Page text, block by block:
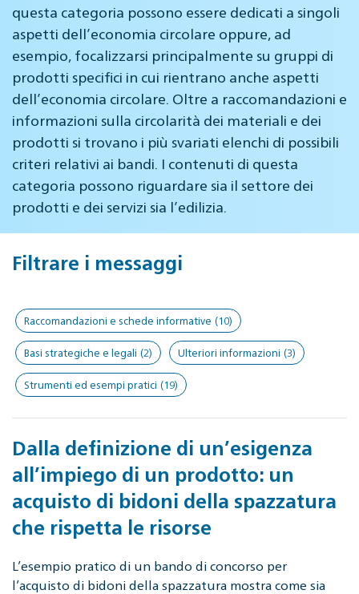
questa categoria possono essere dedicati a singoli
aspetti dell’economia circolare oppure, ad
esempio, focalizzarsi principalmente su gruppi di
prodotti specifici in cui rientrano anche aspetti
dell’economia circolare. Oltre a raccomandazioni e
informazioni sulla circolarità dei materiali e dei
prodotti si trovano i più svariati elenchi di possibili
criteri relativi ai bandi. I contenuti di questa
categoria possono riguardare sia il settore dei
prodotti e dei servizi sia l’edilizia.
Filtrare i messaggi
Raccomandazioni e schede informative (10)
Basi strategiche e legali (2) Ulteriori informazioni (3)
Strumenti ed esempi pratici (19)
Dalla definizione di un’esigenza
all’impiego di un prodotto: un
acquisto di bidoni della spazzatura
che rispetta le risorse
L’esempio pratico di un bando di concorso per
l’acquisto di bidoni della spazzatura mostra come sia